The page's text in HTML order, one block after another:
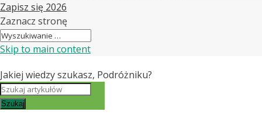
Zapisz się 2026
Zaznacz stronę
Skip to main content
Jakiej wiedzy szukasz, Podróżniku?
Szukaj